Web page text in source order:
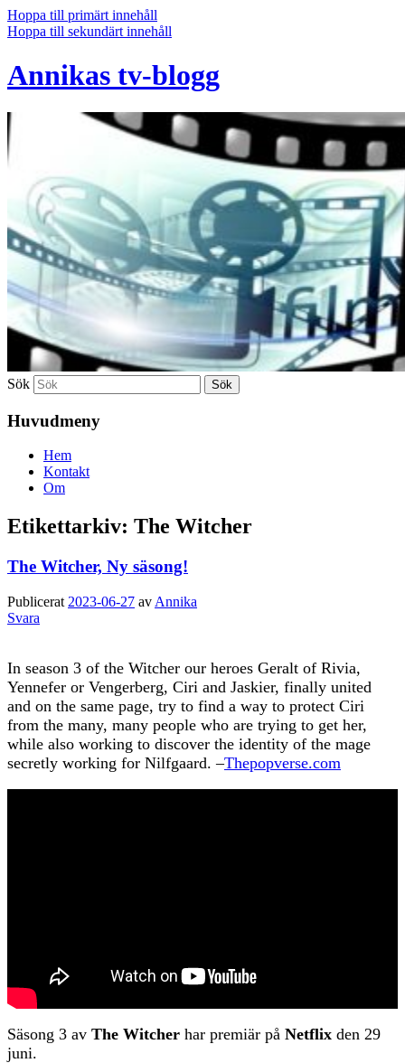
Hoppa till primärt innehåll
Hoppa till sekundärt innehåll
Annikas tv-blogg
Sök
Huvudmeny
Hem
Kontakt
Om
Etikettarkiv: The Witcher
The Witcher, Ny säsong!
Publicerat 2023-06-27 av Annika
Svara
In season 3 of the Witcher our heroes Geralt of Rivia,
Yennefer or Vengerberg, Ciri and Jaskier, finally united
and on the same page, try to find a way to protect Ciri
from the many, many people who are trying to get her,
while also working to discover the identity of the mage
secretly working for Nilfgaard. –Thepopverse.com
Säsong 3 av The Witcher har premiär på Netflix den 29
juni.